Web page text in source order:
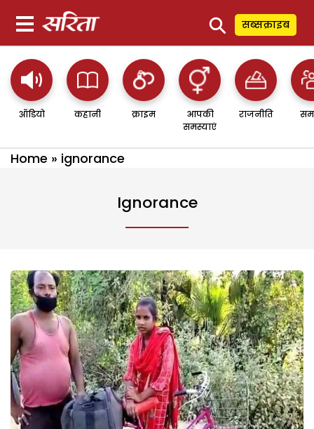
⚲ सब्सक्राइब
ऑडियो कहानी क्राइम
आपकी
समस्याएं
राजनीति
Home » ignorance
Ignorance